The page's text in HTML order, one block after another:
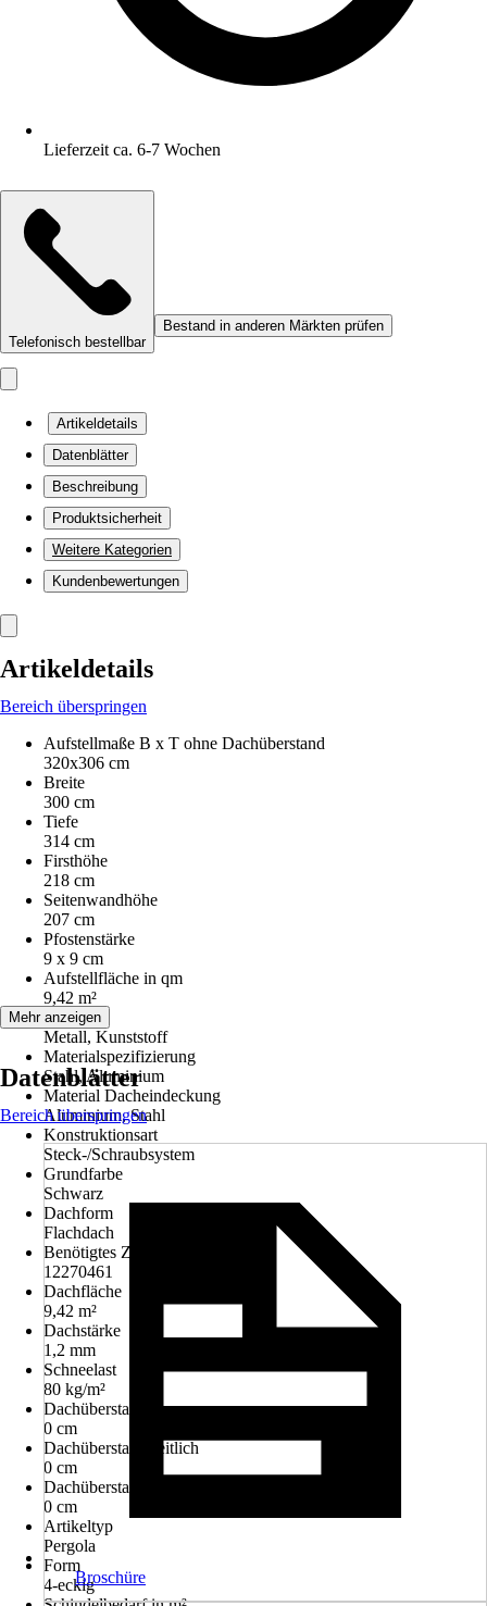
Lieferzeit ca. 6-7 Wochen
Telefonisch bestellbar
Bestand in anderen Märkten prüfen
Artikeldetails
Datenblätter
Beschreibung
Produktsicherheit
Weitere Kategorien
Kundenbewertungen
Artikeldetails
Bereich überspringen
Aufstellmaße B x T ohne Dachüberstand
320x306 cm
Breite
300 cm
Tiefe
314 cm
Firsthöhe
218 cm
Seitenwandhöhe
207 cm
Pfostenstärke
9 x 9 cm
Aufstellfläche in qm
9,42 m²
Material
Metall, Kunststoff
Materialspezifizierung
Stahl, Aluminium
Material Dacheindeckung
Aluminium, Stahl
Konstruktionsart
Steck-/Schraubsystem
Grundfarbe
Schwarz
Dachform
Flachdach
Benötigtes Zubehör
12270461
Dachfläche
9,42 m²
Dachstärke
1,2 mm
Schneelast
80 kg/m²
Dachüberstand vorn
0 cm
Dachüberstand seitlich
0 cm
Dachüberstand hinten
0 cm
Artikeltyp
Pergola
Form
4-eckig
Mehr anzeigen
Datenblätter
Bereich überspringen
Broschüre